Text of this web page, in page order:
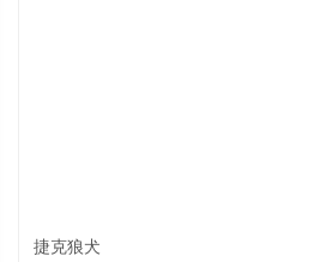
捷克狼犬